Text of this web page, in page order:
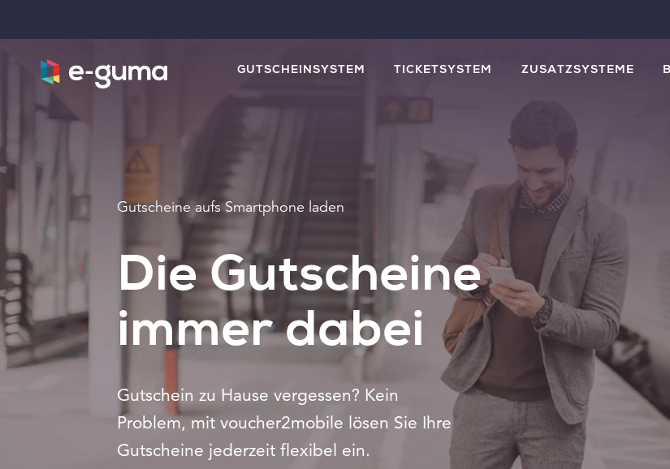
GUTSCHEINSYSTEM TICKETSYSTEM ZUSATZSYSTEME
Gutscheine aufs Smartphone laden
Die Gutscheine
immer dabei
Gutschein zu Hause vergessen? Kein
Problem, mit voucher2mobile lösen Sie Ihre
Gutscheine jederzeit flexibel ein.